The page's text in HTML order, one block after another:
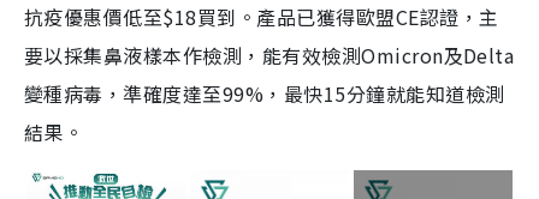
抗疫優惠價低至$18買到。產品已獲得歐盟CE認證，主
要以採集鼻液樣本作檢測，能有效檢測Omicron及Delta
變種病毒，準確度達至99%，最快15分鐘就能知道檢測
結果。